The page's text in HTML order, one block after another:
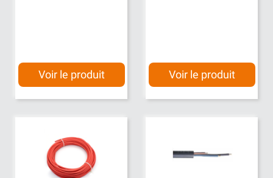
Voir le produit Voir le produit